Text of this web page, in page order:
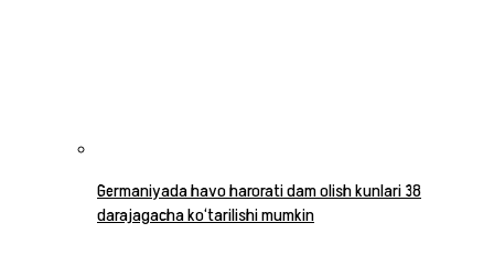
Germaniyada havo harorati dam olish kunlari 38
darajagacha ko‘tarilishi mumkin